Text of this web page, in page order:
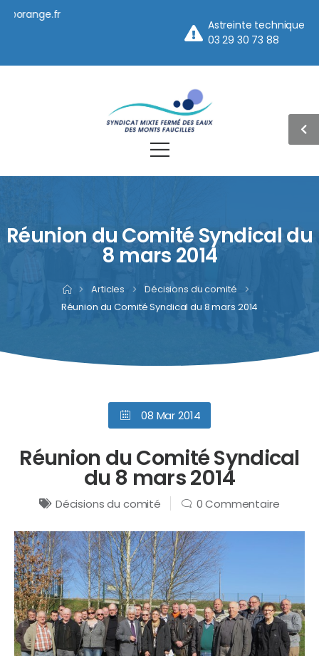
Astreinte technique
03 29 30 73 88
Réunion du Comité Syndical du
8 mars 2014
> Articles > Décisions du comité >
Réunion du Comité Syndical du 8 mars 2014
08 Mar 2014
Réunion du Comité Syndical
du 8 mars 2014
Décisions du comité 0 Commentaire